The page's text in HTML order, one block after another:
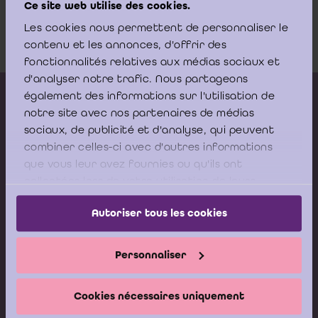
Ce site web utilise des cookies.
Les cookies nous permettent de personnaliser le
contenu et les annonces, d'offrir des
fonctionnalités relatives aux médias sociaux et
d'analyser notre trafic. Nous partageons
également des informations sur l'utilisation de
notre site avec nos partenaires de médias
sociaux, de publicité et d'analyse, qui peuvent
combiner celles-ci avec d'autres informations
que vous leur avez fournies ou qu'ils ont
services.
Autoriser tous les cookies
Personnaliser
Cookies nécessaires uniquement
Download
Kalender vorming
Gepubliceerde adviezen
Modeldocumenten
Stel nu uw vraag aan de
Helpdesk van het ICCI
Ik stel mijn vraag